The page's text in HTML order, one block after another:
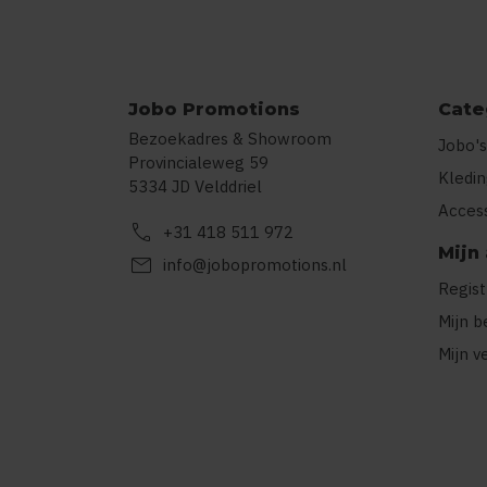
Jobo Promotions
Bezoekadres & Showroom
Provincialeweg 59
5334 JD Velddriel
call +31 418 511 972
mail info@jobopromotions.nl
Mijn
Mijn
Mijn